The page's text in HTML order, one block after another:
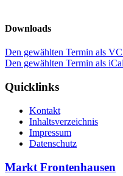
Downloads
Den gewählten Termin als
Den gewählten Termin als
Quicklinks
Kontakt
Inhaltsverzeichnis
Impressum
Datenschutz
Markt Frontenhausen